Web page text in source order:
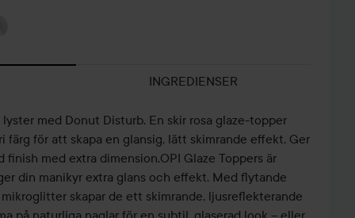
INGREDIENSER
med Donut Disturb. En skir rosa glaze-topper
färg för att skapa en glansig, lätt skimrande effekt. Ger
finish med extra dimension.OPI Glaze Toppers är
din manikyr extra glans och effekt. Med flytande
skapar de ett skimrande, ljusreflekterande